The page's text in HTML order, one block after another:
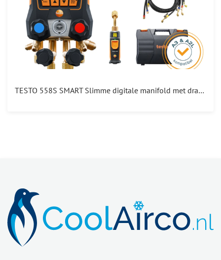
TESTO 558S SMART Slimme digitale manifold met draadloze vacuüm- en tang-temperatuurvoelers A2L A3 0564 5583